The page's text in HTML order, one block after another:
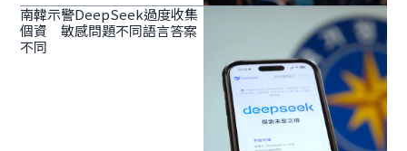
南韓示警DeepSeek過度收集
個資 敏感問題不同語言答案
不同